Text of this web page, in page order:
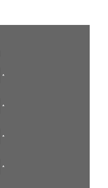
*
*
*
*